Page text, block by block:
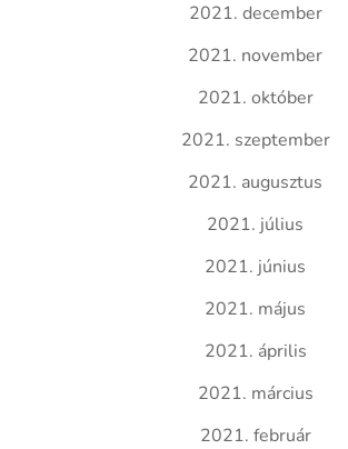
2021. december
2021. november
2021. október
2021. szeptember
2021. augusztus
2021. július
2021. június
2021. május
2021. április
2021. március
2021. február